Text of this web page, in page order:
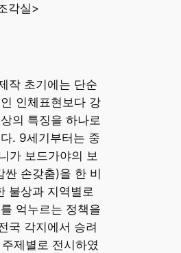
각실>
작 초기에는 단순
인체표현보다 강
의 특징을 하나로
. 9세기부터는 중
가 보드가야의 보
손갖춤)을 한 비
불상과 지역별로
억누르는 정책을
국 각지에서 승려
제별로 전시하였